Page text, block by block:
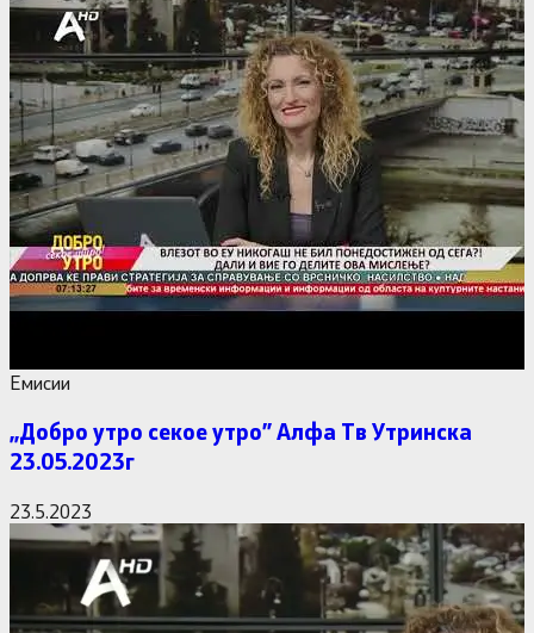
Емисии
,,Добро утро секое утро” Алфa Тв Утринска
23.05.2023г
23.5.2023